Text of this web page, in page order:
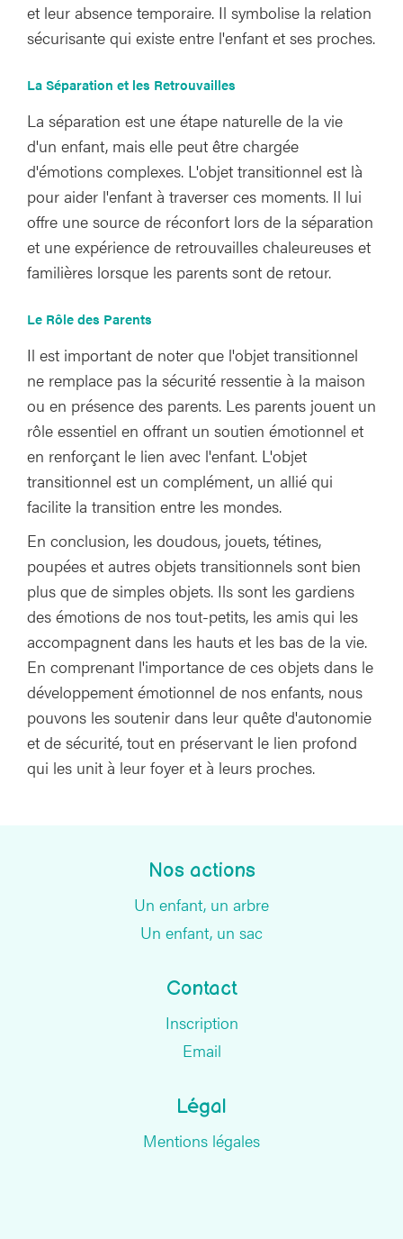
et leur absence temporaire. Il symbolise la relation
sécurisante qui existe entre l'enfant et ses proches.
La Séparation et les Retrouvailles
La séparation est une étape naturelle de la vie
d'un enfant, mais elle peut être chargée
d'émotions complexes. L'objet transitionnel est là
pour aider l'enfant à traverser ces moments. Il lui
offre une source de réconfort lors de la séparation
et une expérience de retrouvailles chaleureuses et
familières lorsque les parents sont de retour.
Le Rôle des Parents
Il est important de noter que l'objet transitionnel
ne remplace pas la sécurité ressentie à la maison
ou en présence des parents. Les parents jouent un
rôle essentiel en offrant un soutien émotionnel et
en renforçant le lien avec l'enfant. L'objet
transitionnel est un complément, un allié qui
facilite la transition entre les mondes.
En conclusion, les doudous, jouets, tétines,
poupées et autres objets transitionnels sont bien
plus que de simples objets. Ils sont les gardiens
des émotions de nos tout-petits, les amis qui les
accompagnent dans les hauts et les bas de la vie.
En comprenant l'importance de ces objets dans le
développement émotionnel de nos enfants, nous
pouvons les soutenir dans leur quête d'autonomie
et de sécurité, tout en préservant le lien profond
qui les unit à leur foyer et à leurs proches.
Nos actions
Un enfant, un arbre
Un enfant, un sac
Contact
Inscription
Email
Légal
Mentions légales